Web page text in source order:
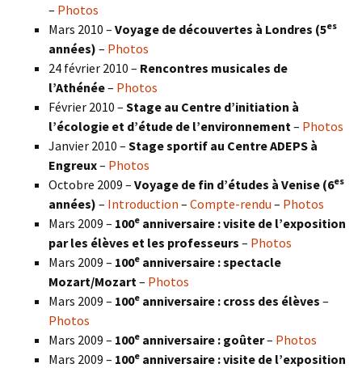
– Photos
Mars 2010 – Voyage de découvertes à Londres (5es
années) – Photos
24 février 2010 – Rencontres musicales de
l’Athénée– Photos
Février 2010 – Stage au Centre d’initiation à
l’écologie et d’étude de l’environnement – Photos
Janvier 2010 – Stage sportif au Centre ADEPS à
Engreux– Photos
Octobre 2009 – Voyage de fin d’études à Venise (6es
années) – Introduction – Compte-rendu – Photos
Mars 2009 – 100e anniversaire : visite de l’exposition
par les élèves et les professeurs – Photos
Mars 2009 – 100e anniversaire : spectacle
Mozart/Mozart – Photos
Mars 2009 – 100e anniversaire : cross des élèves –
Photos
Mars 2009 – 100e anniversaire : goûter– Photos
Mars 2009 – 100e anniversaire : visite de l’exposition